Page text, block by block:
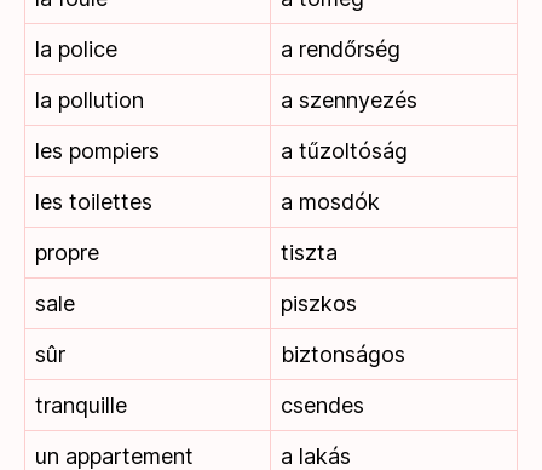
la police
a rendőrség
la pollution
a szennyezés
les pompiers
a tűzoltóság
les toilettes
a mosdók
propre
tiszta
sale
piszkos
sûr
biztonságos
tranquille
csendes
un appartement
a lakás